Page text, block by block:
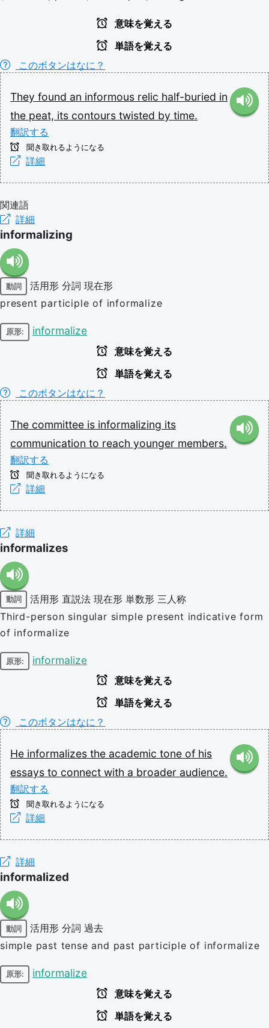
意味を覚える
単語を覚える
このボタンはなに？
They found an informous relic half-buried in
the peat, its contours twisted by time.
翻訳する
聞き取れるようになる
詳細
関連語
詳細
informalizing
動詞 活用形 分詞 現在形
present participle of informalize
原形: informalize
意味を覚える
単語を覚える
このボタンはなに？
The committee is informalizing its
communication to reach younger members.
翻訳する
聞き取れるようになる
詳細
詳細
informalizes
動詞 活用形 直説法 現在形 単数形 三人称
Third-person singular simple present indicative form
of informalize
原形: informalize
意味を覚える
単語を覚える
このボタンはなに？
He informalizes the academic tone of his
essays to connect with a broader audience.
翻訳する
聞き取れるようになる
詳細
詳細
informalized
動詞 活用形 分詞 過去
simple past tense and past participle of informalize
原形: informalize
意味を覚える
単語を覚える